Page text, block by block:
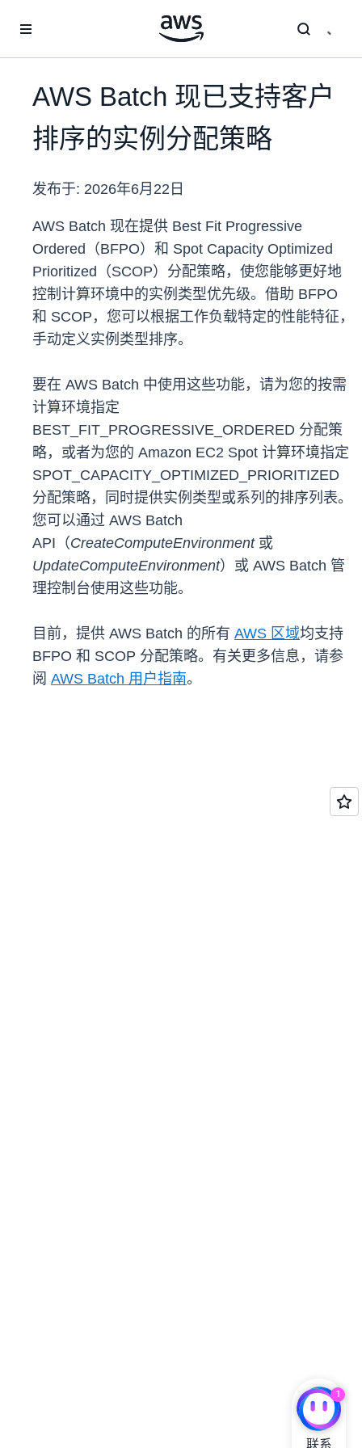
AWS Batch 现已支持客户
排序的实例分配策略
发布于: 2026年6月22日
AWS Batch 现在提供 Best Fit Progressive
Ordered（BFPO）和 Spot Capacity Optimized
Prioritized（SCOP）分配策略，使您能够更好地
控制计算环境中的实例类型优先级。借助 BFPO
和 SCOP，您可以根据工作负载特定的性能特征，
手动定义实例类型排序。
要在 AWS Batch 中使用这些功能，请为您的按需
计算环境指定
BEST_FIT_PROGRESSIVE_ORDERED 分配策
略，或者为您的 Amazon EC2 Spot 计算环境指定
SPOT_CAPACITY_OPTIMIZED_PRIORITIZED
分配策略，同时提供实例类型或系列的排序列表。
您可以通过 AWS Batch
API（CreateComputeEnvironment或
UpdateComputeEnvironment）或 AWS Batch 管
理控制台使用这些功能。
目前，提供 AWS Batch 的所有 AWS 区域均支持
BFPO 和 SCOP 分配策略。有关更多信息，请参
阅 AWS Batch 用户指南。
1
联系